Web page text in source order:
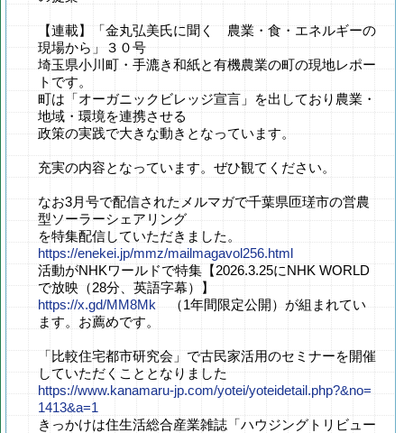
【連載】「金丸弘美氏に聞く 農業・食・エネルギーの
現場から」３０号
埼玉県小川町・手漉き和紙と有機農業の町の現地レポー
トです。
町は「オーガニックビレッジ宣言」を出しており農業・
地域・環境を連携させる
政策の実践で大きな動きとなっています。
充実の内容となっています。ぜひ観てください。
なお3月号で配信されたメルマガで千葉県匝瑳市の営農
型ソーラーシェアリング
を特集配信していただきました。
https://enekei.jp/mmz/mailmagavol256.html
活動がNHKワールドで特集【2026.3.25にNHK WORLD
で放映（28分、英語字幕）】
https://x.gd/MM8Mk（1年間限定公開）が組まれてい
ます。お薦めです。
「比較住宅都市研究会」で古民家活用のセミナーを開催
していただくこととなりました
https://www.kanamaru-jp.com/yotei/yoteidetail.php?&no=
1413&a=1
きっかけは住生活総合産業雑誌「ハウジングトリビュー